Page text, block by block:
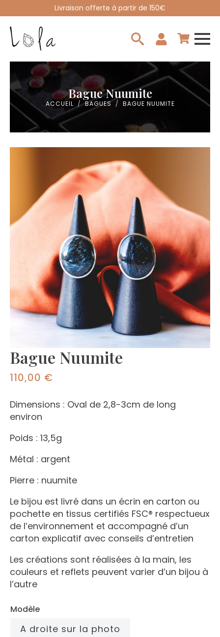
Livraison offerte à partir de 150€
Bague Nuumite
ACCUEIL BAGUES BAGUE NUUMITE
Bague Nuumite
110,00 €
Dimensions : Oval de 2,8-3cm de long
environ
Poids : 13,5g
Métal : argent
Pierre : nuumite
Le bijou est livré dans un écrin en carton ou
pochette en tissus certifiés FSC® respectueux
de l’environnement et accompagné d’un
carton explicatif avec conseils d’entretien
Les créations sont réalisées à la main, les
couleurs et reflets peuvent varier d’un bijou à
l’autre
Modèle
A droite sur la photo